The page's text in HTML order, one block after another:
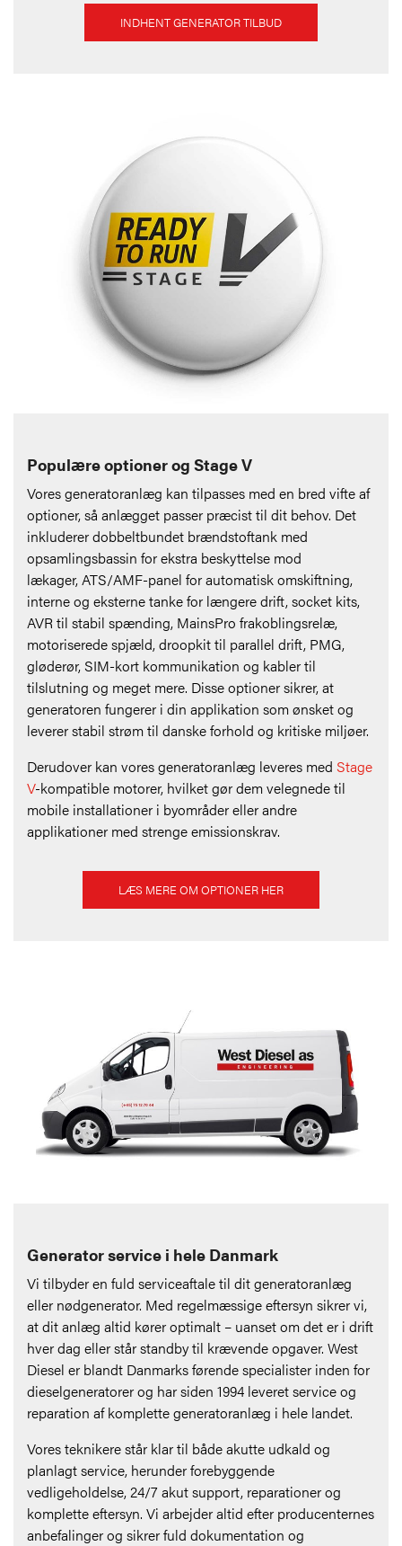
INDHENT GENERATOR TILBUD
Populære optioner og Stage V
Vores generatoranlæg kan tilpasses med en bred vifte af
optioner, så anlægget passer præcist til dit behov. Det
inkluderer dobbeltbundet brændstoftank med
opsamlingsbassin for ekstra beskyttelse mod
lækager,ATS/AMF-panel for automatisk omskiftning,
interne og eksterne tanke for længere drift, socket kits,
AVR til stabil spænding, MainsPro frakoblingsrelæ,
motoriserede spjæld, droopkit til parallel drift, PMG,
gløderør, SIM-kort kommunikation og kabler til
tilslutning og meget mere. Disse optioner sikrer, at
generatoren fungerer i din applikation som ønsket og
leverer stabil strøm til danske forhold og kritiske miljøer.
Derudover kan vores generatoranlæg leveres med Stage
V-kompatible motorer, hvilket gør dem velegnede til
mobile installationer i byområder eller andre
applikationer med strenge emissionskrav.
LÆS MERE OM OPTIONER HER
Generator service i hele Danmark
Vi tilbyder en fuld serviceaftale til dit generatoranlæg
eller nødgenerator. Med regelmæssige eftersyn sikrer vi,
at dit anlæg altid kører optimalt – uanset om det er i drift
hver dag eller står standby til krævende opgaver. West
Diesel er blandt Danmarks førende specialister inden for
dieselgeneratorer og har siden 1994 leveret service og
reparation af komplette generatoranlæg i hele landet.
Vores teknikere står klar til både akutte udkald og
planlagt service, herunder forebyggende
vedligeholdelse, 24/7 akut support, reparationer og
komplette eftersyn. Vi arbejder altid efter producenternes
anbefalinger og sikrer fuld dokumentation og